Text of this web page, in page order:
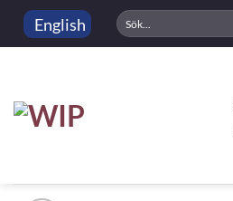
Skip
English
Sök
efter: